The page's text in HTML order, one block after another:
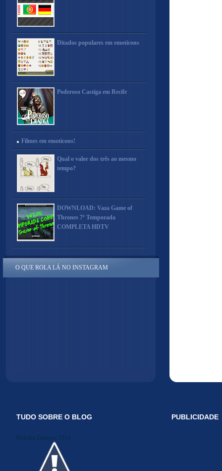
Ditados populares em emoticons
Poderoso Castiga em Recife
Filmes em emoticons!
Qual o valor dos três ao mesmo
tempo?
DOWNLOAD: Vaza Game of
Thrones 7ª Temporada
COMPLETA HDTV
O QUE ROLA LÁ NO INSTAGRAM
TUDO SOBRE O BLOG
Midiakit Danosse 2014
PUBLICIDADE